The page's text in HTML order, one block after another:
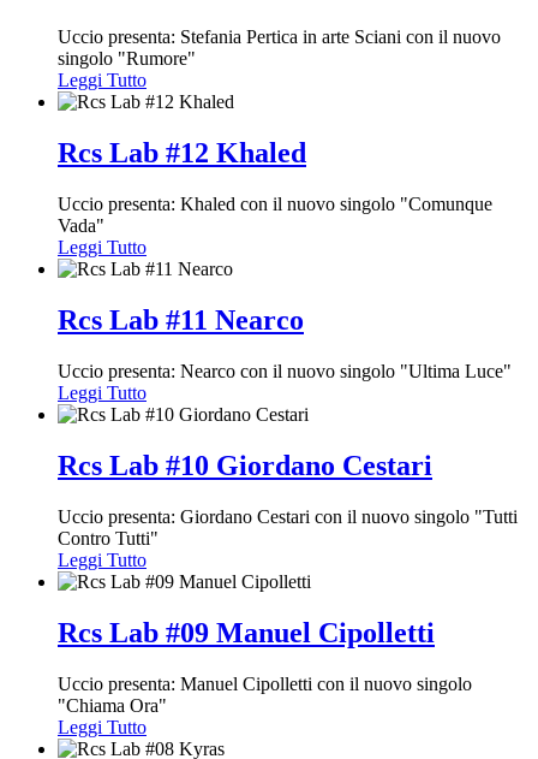
Uccio presenta: Stefania Pertica in arte Sciani con il nuovo
singolo "Rumore"
Leggi Tutto
Rcs Lab #12 Khaled
Uccio presenta: Khaled con il nuovo singolo "Comunque
Vada"
Leggi Tutto
Rcs Lab #11 Nearco
Uccio presenta: Nearco con il nuovo singolo "Ultima Luce"
Leggi Tutto
Rcs Lab #10 Giordano Cestari
Uccio presenta: Giordano Cestari con il nuovo singolo "Tutti
Contro Tutti"
Leggi Tutto
Rcs Lab #09 Manuel Cipolletti
Uccio presenta: Manuel Cipolletti con il nuovo singolo
"Chiama Ora"
Leggi Tutto